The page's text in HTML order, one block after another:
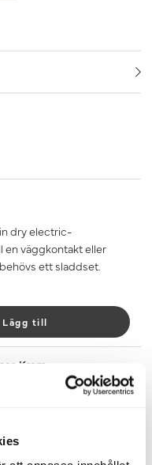
dry electric-
en väggkontakt eller
ett sladdset.
Lägg till
Krom
ger enkel
får hänga fritt.